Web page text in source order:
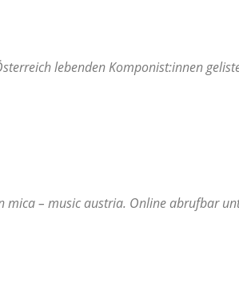
lebenden Komponist:innen
mica – music austria. Online abrufbar